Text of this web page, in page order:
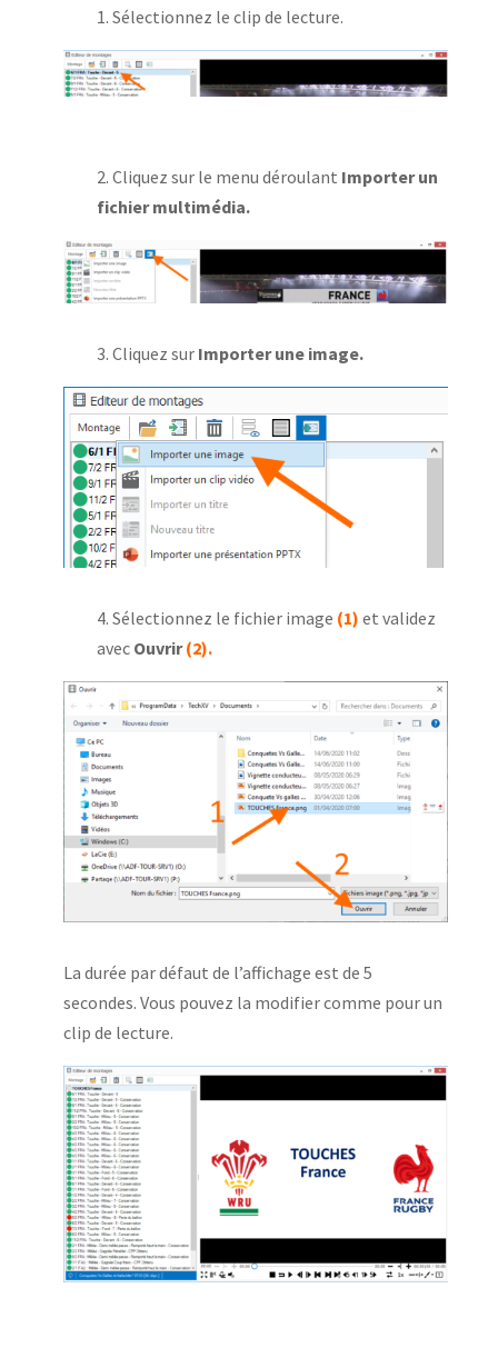
1. Sélectionnez le clip de lecture.
2. Cliquez sur le menu déroulant Importer un
fichier multimédia.
3. Cliquez sur Importer une image.
4. Sélectionnez le fichier image (1) et validez
avec Ouvrir(2).
La durée par défaut de l’affichage est de 5
secondes. Vous pouvez la modifier comme pour un
clip de lecture.